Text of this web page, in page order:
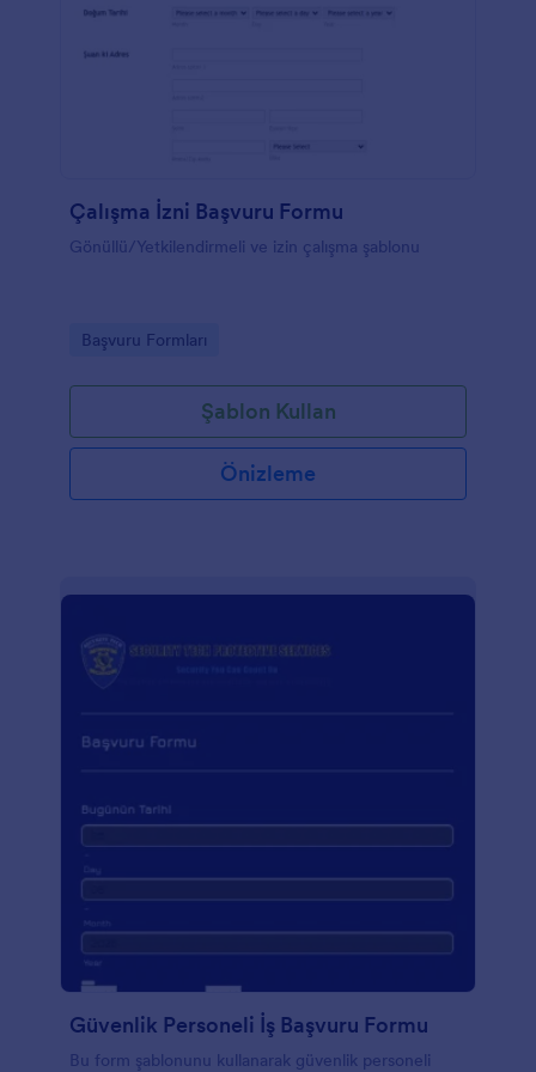
Çalışma İzni Başvuru Formu
Gönüllü/Yetkilendirmeli ve izin çalışma şablonu
Go to Category:
Başvuru Formları
Şablon Kullan
Önizleme
Güvenlik Personeli İş Başvuru Formu
Bu form şablonunu kullanarak güvenlik personeli